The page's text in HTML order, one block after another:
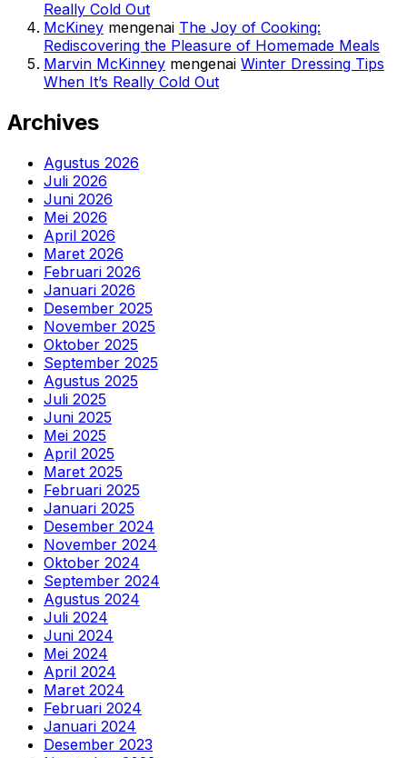
Really Cold Out
McKiney mengenai The Joy of Cooking:
Rediscovering the Pleasure of Homemade Meals
Marvin McKinney mengenai Winter Dressing Tips
When It’s Really Cold Out
Archives
Agustus 2026
Juli 2026
Juni 2026
Mei 2026
April 2026
Maret 2026
Februari 2026
Januari 2026
Desember 2025
November 2025
Oktober 2025
September 2025
Agustus 2025
Juli 2025
Juni 2025
Mei 2025
April 2025
Maret 2025
Februari 2025
Januari 2025
Desember 2024
November 2024
Oktober 2024
September 2024
Agustus 2024
Juli 2024
Juni 2024
Mei 2024
April 2024
Maret 2024
Februari 2024
Januari 2024
Desember 2023